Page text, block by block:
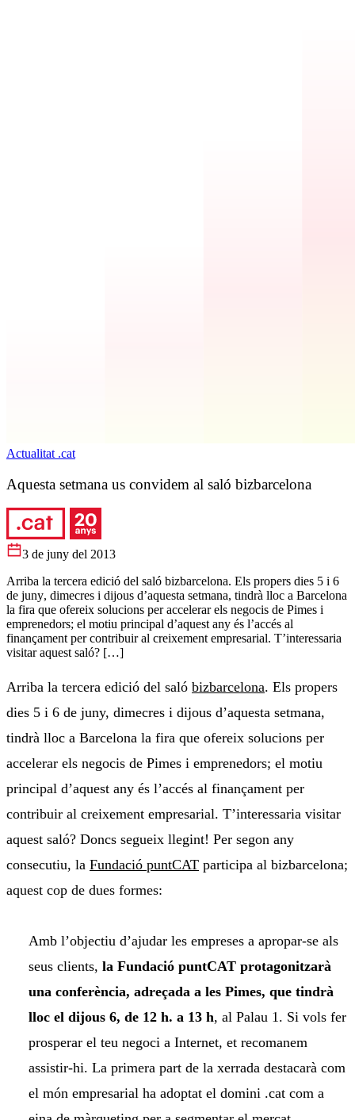
Actualitat .cat
Aquesta setmana us convidem al saló bizbarcelona
3 de juny del 2013
Arriba la tercera edició del saló bizbarcelona. Els propers dies 5 i 6
de juny, dimecres i dijous d’aquesta setmana, tindrà lloc a Barcelona
la fira que ofereix solucions per accelerar els negocis de Pimes i
emprenedors; el motiu principal d’aquest any és l’accés al
finançament per contribuir al creixement empresarial. T’interessaria
visitar aquest saló? […]
Arriba la tercera edició del saló bizbarcelona. Els propers
dies 5 i 6 de juny, dimecres i dijous d’aquesta setmana,
tindrà lloc a Barcelona la fira que ofereix solucions per
accelerar els negocis de Pimes i emprenedors; el motiu
principal d’aquest any és l’accés al finançament per
contribuir al creixement empresarial. T’interessaria visitar
aquest saló? Doncs segueix llegint! Per segon any
consecutiu, la Fundació puntCAT participa al bizbarcelona;
aquest cop de dues formes:
Amb l’objectiu d’ajudar les empreses a apropar-se als
seus clients, la Fundació puntCAT protagonitzarà
una conferència, adreçada a les Pimes, que tindrà
lloc el dijous 6, de 12 h. a 13 h, al Palau 1. Si vols fer
prosperar el teu negoci a Internet, et recomanem
assistir-hi. La primera part de la xerrada destacarà com
el món empresarial ha adoptat el domini .cat com a